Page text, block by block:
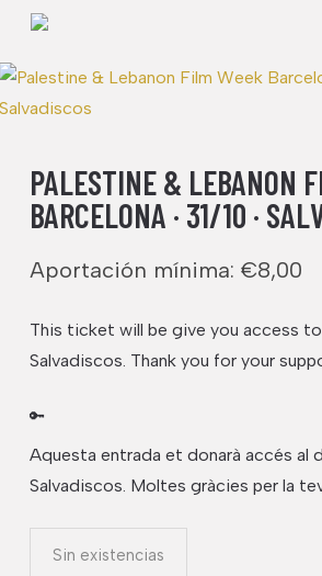
Skip
main
content
PALESTINE & LEBANON
BARCELONA · 31/10 ·
Aportación mínima: €8,00
This ticket will be give you access
Salvadiscos. Thank you for your
🔑
Aquesta entrada et donarà accés al
Salvadiscos. Moltes gràcies per la
Sin existencias